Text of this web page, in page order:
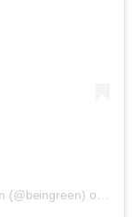
(@beingreen) on